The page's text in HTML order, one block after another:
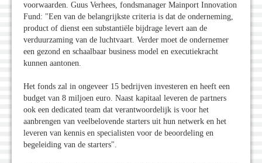
voorwaarden. Guus Verhees, fondsmanager Mainport Innovation
Fund: "Een van de belangrijkste criteria is dat de onderneming,
product of dienst een substantiële bijdrage levert aan de
verduurzaming van de luchtvaart. Verder moet de ondernemer
een gezond en schaalbaar business model en executiekracht
kunnen aantonen.
Het fonds zal in ongeveer 15 bedrijven investeren en heeft een
budget van 8 miljoen euro. Naast kapitaal leveren de partners
ook een dedicated team dat verantwoordelijk is voor het
aanbrengen van veelbelovende starters uit hun netwerk en het
leveren van kennis en specialisten voor de beoordeling en
begeleiding van de starters".